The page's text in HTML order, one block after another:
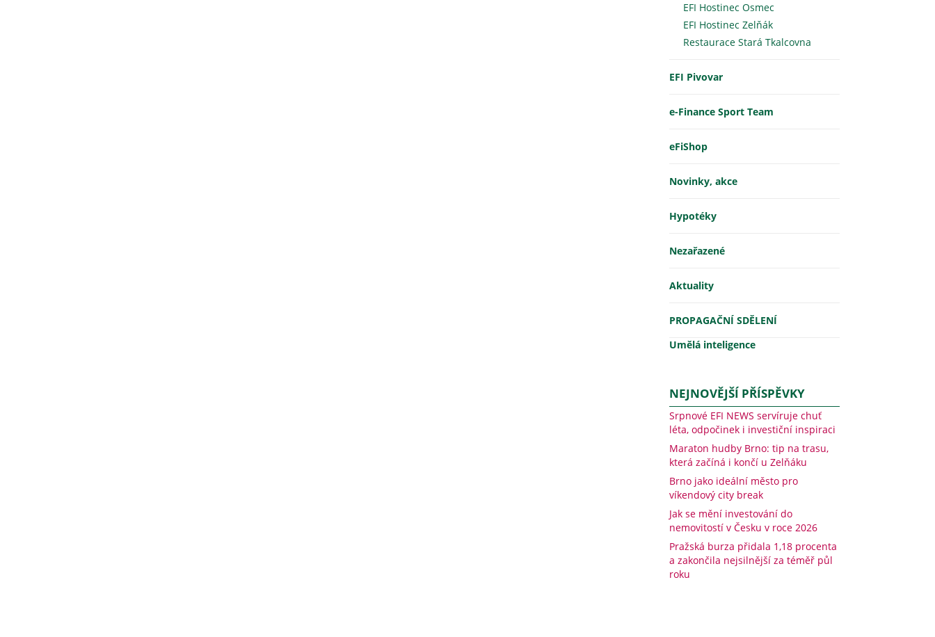
EFI Hostinec Osmec
EFI Hostinec Zelňák
Restaurace Stará Tkalcovna
EFI Pivovar
e-Finance Sport Team
eFiShop
Novinky, akce
Hypotéky
Nezařazené
Aktuality
PROPAGAČNÍ SDĚLENÍ
Umělá inteligence
NEJNOVĚJŠÍ PŘÍSPĚVKY
Srpnové EFI NEWS servíruje chuť
léta, odpočinek i investiční inspiraci
Maraton hudby Brno: tip na trasu,
která začíná i končí u Zelňáku
Brno jako ideální město pro
víkendový city break
Jak se mění investování do
nemovitostí v Česku v roce 2026
Pražská burza přidala 1,18 procenta
a zakončila nejsilnější za téměř půl
roku